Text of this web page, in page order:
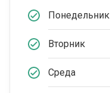
Понедельник
Вторник
Среда